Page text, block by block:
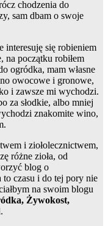
chodzenia do
sam dbam o swoje
interesuję się robieniem
początku robiłem
ogródka, mam własne
owocowe i gronowe,
i zawsze mi wychodzi.
za słodkie, albo mniej
znakomite wino,
i ziołolecznictwem,
różne zioła, od
blog o
to czasu i do tej pory nie
na swoim blogu
Żywokost,